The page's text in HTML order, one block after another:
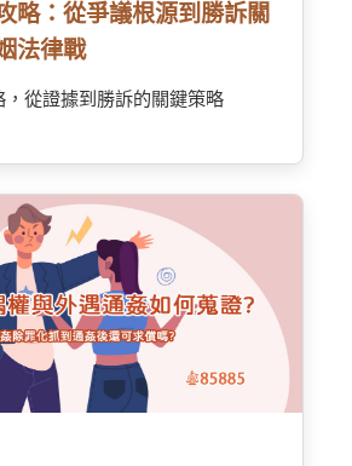
略：從爭議根源到勝訴關
法律戰
，從證據到勝訴的關鍵策略